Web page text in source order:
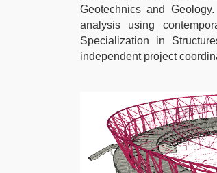
Geotechnics and
analysis using
Specialization in
independent project